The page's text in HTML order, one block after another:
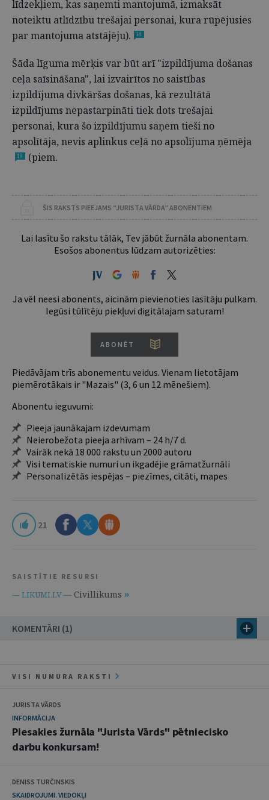
līdzekļiem, kas saņemti mantojumā, izmaksāt
noteiktu atlīdzību trešajai personai, kura rūpējusies
par mantojuma atstājēju).
18
Šāda līguma mērķis var būt arī "izpildījuma došanas
ceļa saīsināšana", lai izvairītos no saistības
izpildījuma divkāršas došanas, kā rezultātā
izpildījums nepastarpināti tiek dots trešajai
personai, kura šo izpildījumu saņem tieši no
apsolītāja, nevis aplinkus ceļā no apsolījuma ņēmēja
19 (piem.
ŠIS RAKSTS PIEEJAMS “JURISTA VĀRDA” ABONENTIEM
Lai lasītu šo rakstu tālāk, Tev jābūt žurnāla abonentam.
Esošos abonentus lūdzam autorizēties:
Ja vēl neesi abonents, aicinām pievienoties lasītāju pulkam.
Iegūsi tūlītēju piekļuvi digitālajam saturam!
ABONĒT
Piedāvājam trīs abonementu veidus. Vienam lietotājam
piemērotākais ir "Mazais" (3, 6 un 12 mēnešiem).
Abonentu ieguvumi:
Pieeja jaunākajam izdevumam
Neierobežota pieeja arhīvam – 24 h/7 d.
Vairāk nekā 18 000 rakstu un 2000 autoru
Visi tematiskie numuri un ikgadējie grāmatžurnāli
Personalizētās iespējas – piezīmes, citāti, mapes
21
SAISTĪTIE RESURSI
— LIKUMI.LV — Civillikums
KOMENTĀRI (1)
VISI NUMURA RAKSTI
JURISTA VĀRDS
INFORMĀCIJA
Piesakies žurnāla "Jurista Vārds" pētniecisko
darbu konkursam!
DENISS TURČINSKIS
SKAIDROJUMI. VIEDOKĻI